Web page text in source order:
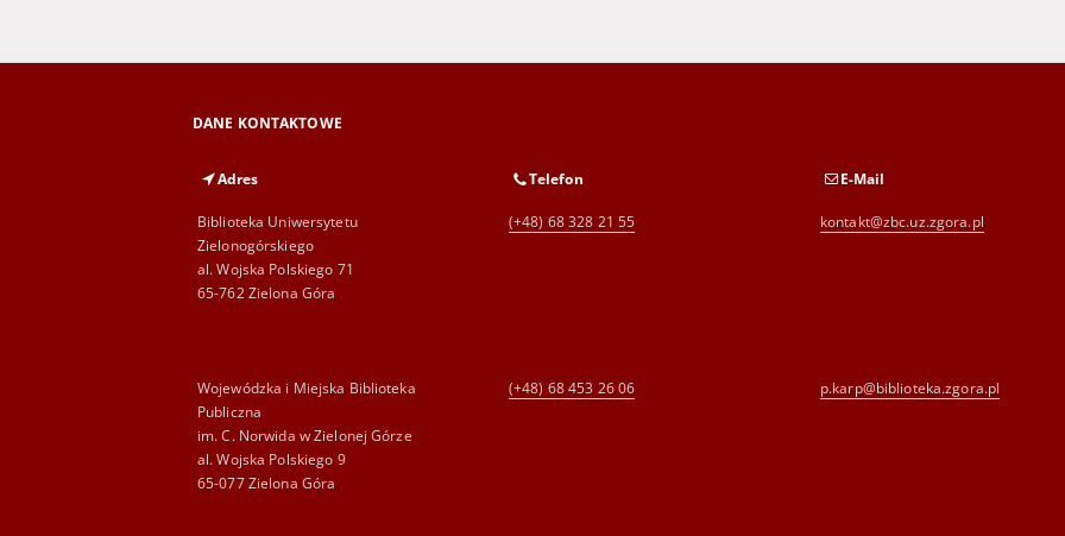
DANE KONTAKTOWE
Adres
Biblioteka Uniwersytetu
Zielonogórskiego
al. Wojska Polskiego 71
65-762 Zielona Góra
Telefon
(+48) 68 328 21 55
E-Mail
kontakt@zbc.uz.zgora.pl
Wojewódzka i Miejska Biblioteka
Publiczna
im. C. Norwida w Zielonej Górze
al. Wojska Polskiego 9
65-077 Zielona Góra
(+48) 68 453 26 06 p.karp@biblioteka.zgora.pl